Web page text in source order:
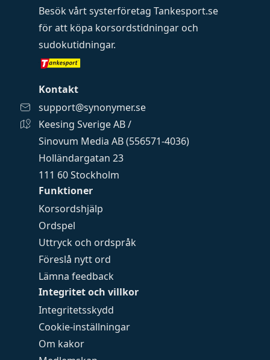
Funktioner
Korsordshjälp
Ordspel
Uttryck och ordspråk
Föreslå nytt ord
Lämna feedback
Integritet och villkor
Integritetsskydd
Cookie-inställningar
Om kakor
Besök vårt systerföretag Tankesport.se
för att köpa korsordstidningar och
sudokutidningar.
Kontakt
support@synonymer.se
Keesing Sverige AB /
Sinovum Media AB (556571-4036)
Holländargatan 23
111 60 Stockholm